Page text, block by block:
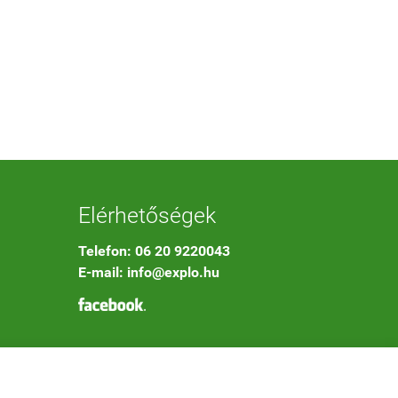
Elérhetőségek
Telefon: 06 20 9220043
E-mail: info@explo.hu